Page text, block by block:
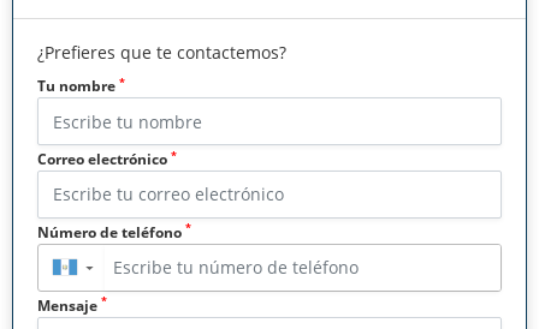
¿Prefieres que te contactemos?
Tu nombre *
Correo electrónico *
Número de teléfono *
▼
Mensaje *